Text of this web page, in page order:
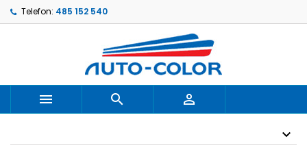
Telefon: 485 152 540
  